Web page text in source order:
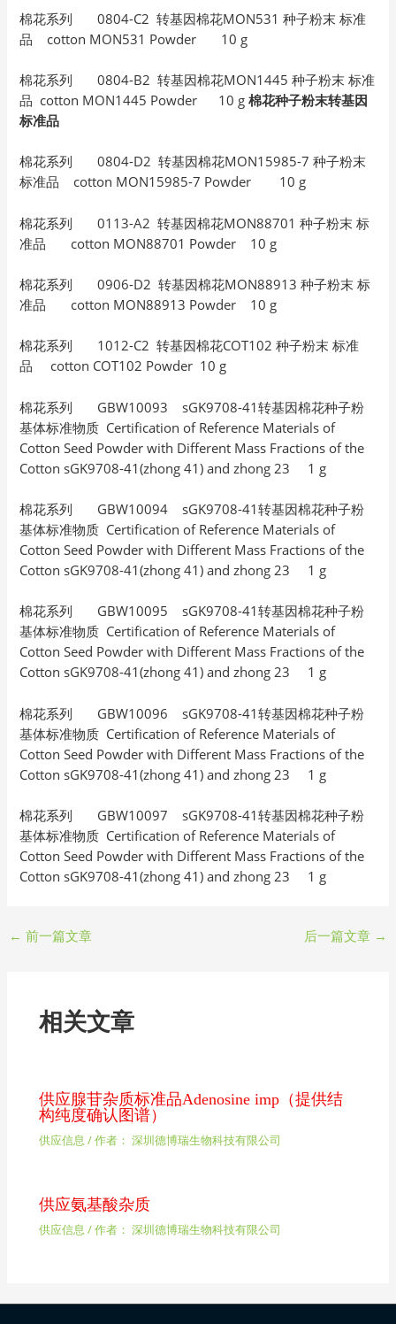
棉花系列 0804-C2 转基因棉花MON531 种子粉末 标准
品 cotton MON531 Powder 10 g
棉花系列 0804-B2 转基因棉花MON1445 种子粉末 标准
品 cotton MON1445 Powder 10 g棉花种子粉末转基因
标准品
棉花系列 0804-D2 转基因棉花MON15985-7 种子粉末
标准品 cotton MON15985-7 Powder 10 g
棉花系列 0113-A2 转基因棉花MON88701 种子粉末 标
准品 cotton MON88701 Powder 10 g
棉花系列 0906-D2 转基因棉花MON88913 种子粉末 标
准品 cotton MON88913 Powder 10 g
棉花系列 1012-C2 转基因棉花COT102 种子粉末 标准
品 cotton COT102 Powder 10 g
棉花系列 GBW10093 sGK9708-41转基因棉花种子粉
基体标准物质 Certification of Reference Materials of
Cotton Seed Powder with Different Mass Fractions of the
Cotton sGK9708-41(zhong 41) and zhong 23 1 g
棉花系列 GBW10094 sGK9708-41转基因棉花种子粉
基体标准物质 Certification of Reference Materials of
Cotton Seed Powder with Different Mass Fractions of the
Cotton sGK9708-41(zhong 41) and zhong 23 1 g
棉花系列 GBW10095 sGK9708-41转基因棉花种子粉
基体标准物质 Certification of Reference Materials of
Cotton Seed Powder with Different Mass Fractions of the
Cotton sGK9708-41(zhong 41) and zhong 23 1 g
棉花系列 GBW10096 sGK9708-41转基因棉花种子粉
基体标准物质 Certification of Reference Materials of
Cotton Seed Powder with Different Mass Fractions of the
Cotton sGK9708-41(zhong 41) and zhong 23 1 g
棉花系列 GBW10097 sGK9708-41转基因棉花种子粉
基体标准物质 Certification of Reference Materials of
Cotton Seed Powder with Different Mass Fractions of the
Cotton sGK9708-41(zhong 41) and zhong 23 1 g
← 前一篇文章 后一篇文章 →
相关文章
供应腺苷杂质标准品Adenosine imp（提供结
构纯度确认图谱）
供应信息 / 作者： 深圳德博瑞生物科技有限公司
供应氨基酸杂质
供应信息 / 作者： 深圳德博瑞生物科技有限公司